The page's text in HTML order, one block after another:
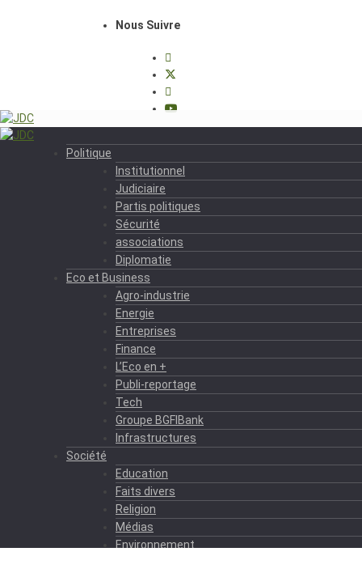
Nous Suivre
Politique
Institutionnel
Judiciaire
Partis politiques
Sécurité
associations
Diplomatie
Eco et Business
Agro-industrie
Energie
Entreprises
Finance
L’Eco en +
Publi-reportage
Tech
Groupe BGFIBank
Infrastructures
Société
Education
Faits divers
Religion
Médias
Environnement